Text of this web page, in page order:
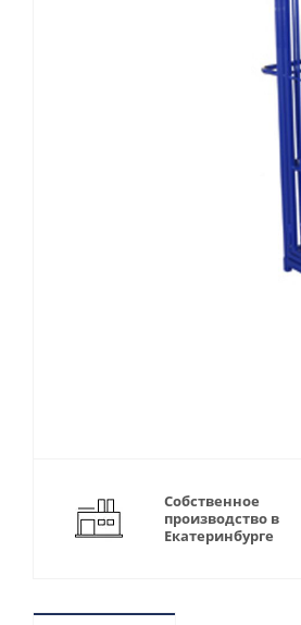
Собственное
производство в
Екатеринбурге